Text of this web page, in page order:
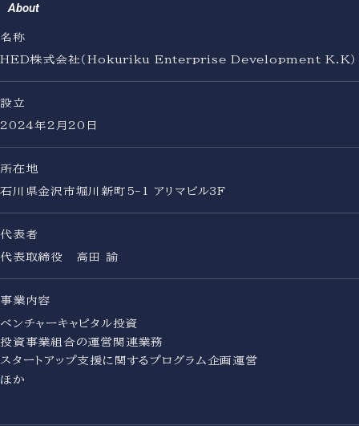
About
名称
HED株式会社（Hokuriku Enterprise Development K.K）
設立
2024年2月20日
所在地
石川県金沢市堀川新町5-1 アリマビル3F
代表者
代表取締役 高田 諭
事業内容
ベンチャーキャピタル投資
投資事業組合の運営関連業務
スタートアップ支援に関するプログラム企画運営
ほか